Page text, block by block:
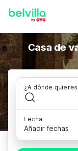
Casa de
¿A dónde
Fecha
Añadir fechas